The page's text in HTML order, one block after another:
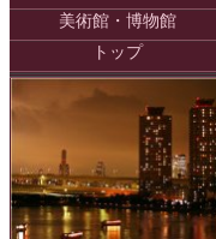
美術館・博物館
トップ